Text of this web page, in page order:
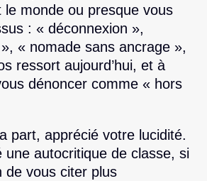
le monde ou presque vous
: « déconnexion »,
« nomade sans ancrage »,
ressort aujourd’hui, et à
dénoncer comme « hors
part, apprécié votre lucidité.
une autocritique de classe, si
de vous citer plus